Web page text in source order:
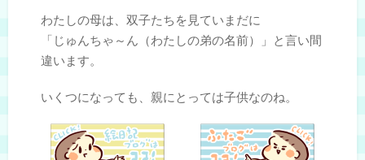
わたしの母は、双子たちを見ていまだに
「じゅんちゃ～ん（わたしの弟の名前）」と言い間
違います。
いくつになっても、親にとっては子供なのね。